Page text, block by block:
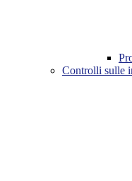
Controlli sulle